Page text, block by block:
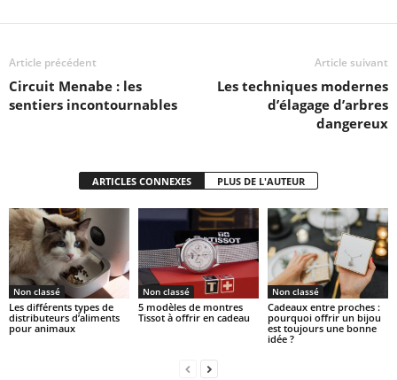
Article précédent
Circuit Menabe : les
sentiers incontournables
Article suivant
Les techniques modernes
d’élagage d’arbres
dangereux
ARTICLES CONNEXES PLUS DE L'AUTEUR
Non classé
Les différents types de
distributeurs d’aliments
pour animaux
Non classé
5 modèles de montres
Tissot à offrir en cadeau
Non classé
Cadeaux entre proches :
pourquoi offrir un bijou
est toujours une bonne
idée ?